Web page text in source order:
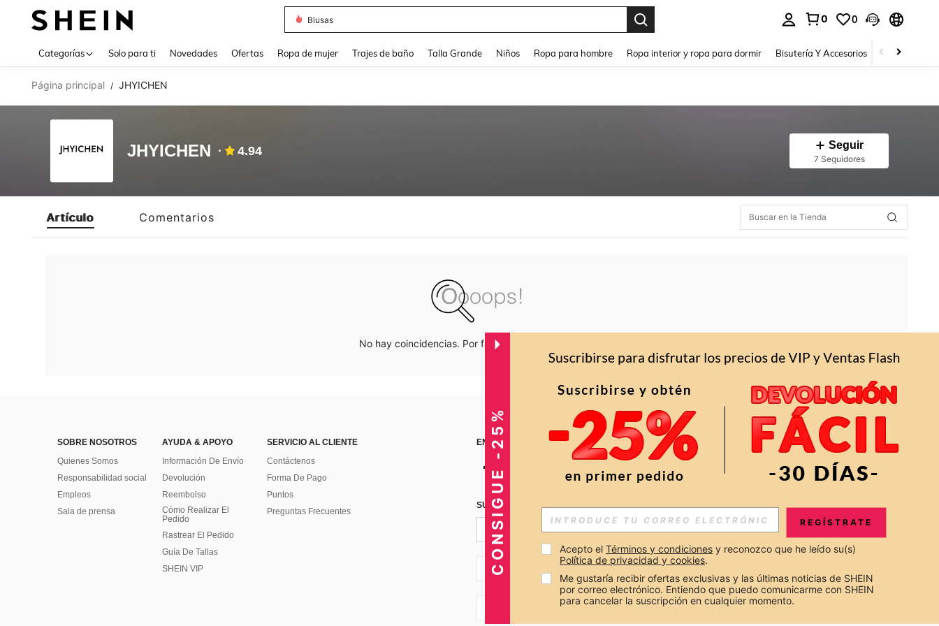
Blusas
0 0
Categorías Solo para ti Novedades Ofertas Ropa de mujer Trajes de baño Talla Grande Niños Ropa para hombre Ropa interior y ropa para dormir Bisutería Y Accesorios Zapatos
Página principal / JHYICHEN
JHYICHEN 4.94 Seguir
7 Seguidores
Artículo Comentarios
No hay coincidencias. Por favor inténtalo de nuevo.
SOBRE NOSOTROS
Quienes Somos
Responsabilidad social
Empleos
Sala de prensa
AYUDA & APOYO
Información De Envío
Devolución
Reembolso
Cómo Realizar El
Pedido
Rastrear El Pedido
Guía De Tallas
SHEIN VIP
SERVICIO AL CLIENTE
Contáctenos
Forma De Pago
Puntos
Preguntas Frecuentes
ENCUÉNTRANOS EN APP
SUSCRÍBETE PARA RECIBIR OFERTAS EXCLUSIVAS, PROMOCIONES Y NOTICIAS DE SHEIN
CO + 57
CONSIGUE -25% REGÍSTRATE
Acepto el Términos y condiciones y reconozco que he leído su(s)
Política de privacidad y cookies.
Me gustaría recibir ofertas exclusivas y las últimas noticias de SHEIN
por correo electrónico. Entiendo que puedo comunicarme con SHEIN
para cancelar la suscripción en cualquier momento.